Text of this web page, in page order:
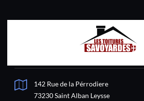
142 Rue de la Pérrodiere
73230 Saint Alban Leysse